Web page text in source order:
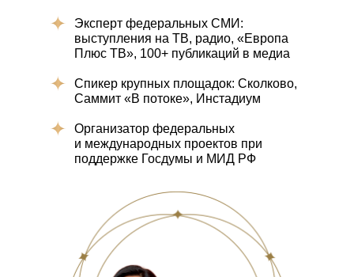
Эксперт федеральных СМИ:
выступления на ТВ, радио, «Европа
Плюс ТВ», 100+ публикаций в медиа
Спикер крупных площадок: Сколково,
Саммит «В потоке», Инстадиум
Организатор федеральных
и международных проектов при
поддержке Госдумы и МИД РФ